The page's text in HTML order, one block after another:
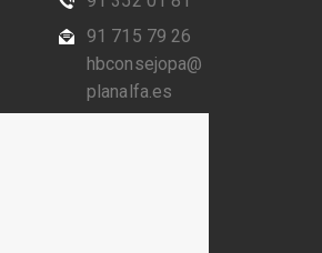
91 715 79 26
hbconsejopa@
planalfa.es